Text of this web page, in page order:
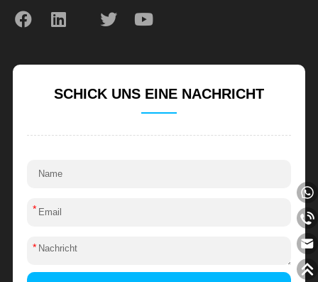
SCHICK UNS EINE NACHRICHT
*
*